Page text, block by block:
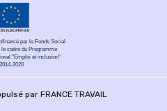
par le Fonds Social
le cadre du Programme
"Emploi et inclusion"
2014-2020
par FRANCE TRAVAIL